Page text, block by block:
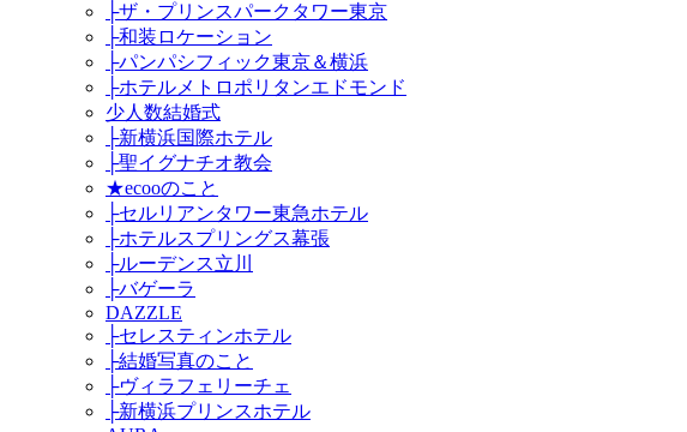
├ザ・プリンスパークタワー東京
├和装ロケーション
├パンパシフィック東京＆横浜
├ホテルメトロポリタンエドモンド
少人数結婚式
├新横浜国際ホテル
├聖イグナチオ教会
★ecooのこと
├セルリアンタワー東急ホテル
├ホテルスプリングス幕張
├ルーデンス立川
├バゲーラ
DAZZLE
├セレスティンホテル
├結婚写真のこと
├ヴィラフェリーチェ
├新横浜プリンスホテル